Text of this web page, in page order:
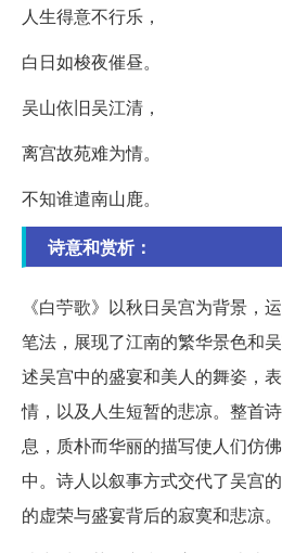
人生得意不行乐，
白日如梭夜催昼。
吴山依旧吴江清，
离宫故苑难为情。
不知谁遣南山鹿。
诗意和赏析：
《白苧歌》以秋日吴宫为背景，
笔法，展现了江南的繁华景色和
述吴宫中的盛宴和美人的舞姿，
情，以及人生短暂的悲凉。整首
息，质朴而华丽的描写使人们仿
中。诗人以叙事方式交代了吴宫
的虚荣与盛宴背后的寂寞和悲凉。